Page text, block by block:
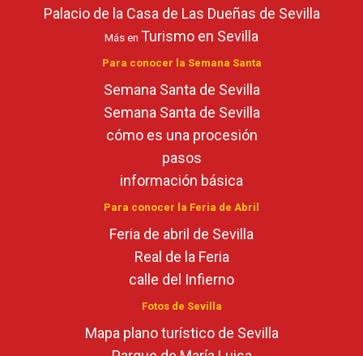
Palacio de la Casa de Las Dueñas de Sevilla
Más en Turismo en Sevilla
Para conocer la Semana Santa
Semana Santa de Sevilla
Semana Santa de Sevilla
cómo es una procesión
pasos
información básica
Para conocer la Feria de Abril
Feria de abril de Sevilla
Real de la Feria
calle del Infierno
Fotos de Sevilla
Mapa plano turístico de Sevilla